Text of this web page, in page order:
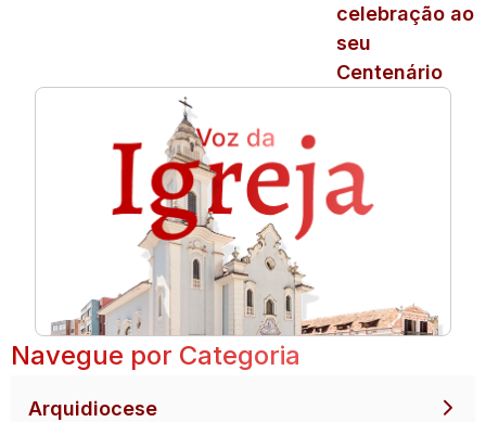
celebração ao
seu
Centenário
Navegue por Categoria
Arquidiocese